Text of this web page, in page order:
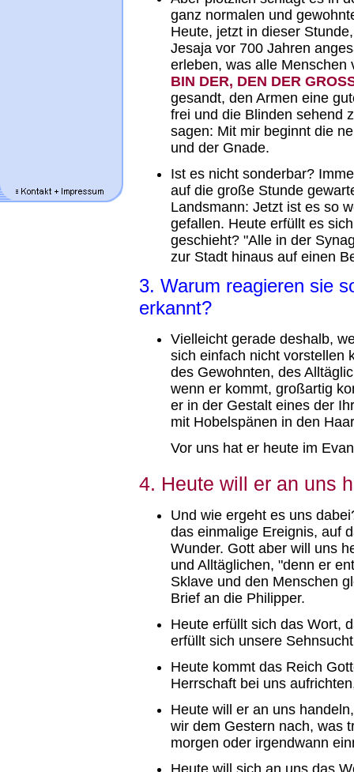
ganz normalen und
Heute, jetzt in dieser
Jesaja vor 700 Jahren
erleben, was alle
BIN DER, DEN DER
gesandt, den Armen eine
frei und die Blinden sehend
sagen: Mit mir beginnt die
und der Gnade.
Ist es nicht sonderbar?
auf die große Stunde
Landsmann: Jetzt ist es so
gefallen. Heute erfüllt es
geschieht? "Alle in der
zur Stadt hinaus auf einen
3. Warum reagieren sie
erkannt?
Vielleicht gerade deshalb,
sich einfach nicht vorstellen
des Gewohnten, des
wenn er kommt, großartig
er in der Gestalt eines der
mit Hobelspänen in den
Vor uns hat er heute im
4. Heute will er an uns
Und wie ergeht es uns
das einmalige Ereignis, auf
Wunder. Gott aber will uns
und Alltäglichen, "denn er
Sklave und den Menschen
Brief an die Philipper.
Heute erfüllt sich das Wort,
erfüllt sich unsere
Heute kommt das Reich
Herrschaft bei uns
Heute will er an uns
wir dem Gestern nach, was
morgen oder irgendwann
Heute will sich an uns das